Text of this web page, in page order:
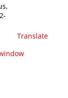
Translate